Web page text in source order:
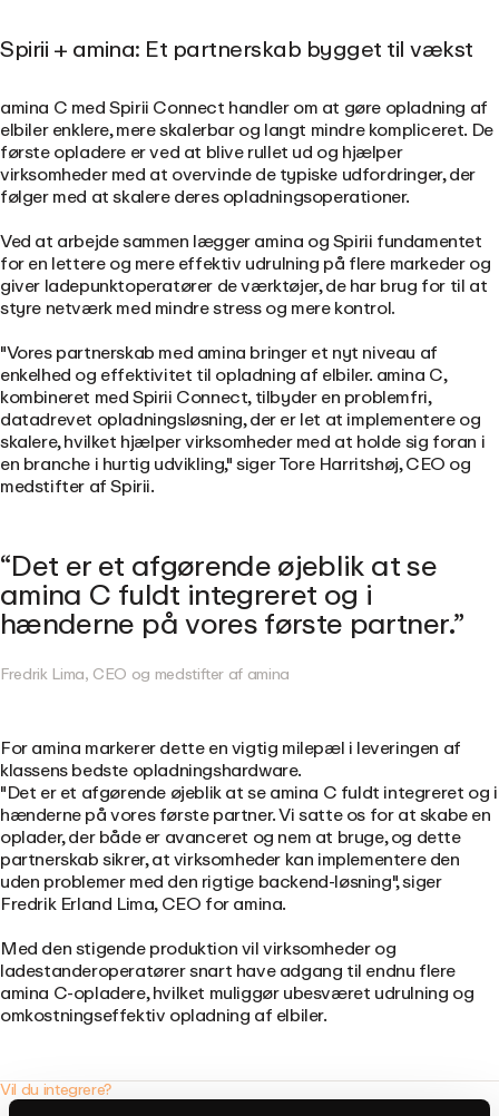
Spirii + amina: Et partnerskab bygget til vækst
amina C med Spirii Connect handler om at gøre opladning af
elbiler enklere, mere skalerbar og langt mindre kompliceret. De
første opladere er ved at blive rullet ud og hjælper
virksomheder med at overvinde de typiske udfordringer, der
følger med at skalere deres opladningsoperationer.
Ved at arbejde sammen lægger amina og Spirii fundamentet
for en lettere og mere effektiv udrulning på flere markeder og
giver ladepunktoperatører de værktøjer, de har brug for til at
styre netværk med mindre stress og mere kontrol.
"Vores partnerskab med amina bringer et nyt niveau af
enkelhed og effektivitet til opladning af elbiler. amina C,
kombineret med Spirii Connect, tilbyder en problemfri,
datadrevet opladningsløsning, der er let at implementere og
skalere, hvilket hjælper virksomheder med at holde sig foran i
en branche i hurtig udvikling," siger Tore Harritshøj, CEO og
medstifter af Spirii.
Det er et afgørende øjeblik at se
amina C fuldt integreret og i
hænderne på vores første partner.
Fredrik Lima, CEO og medstifter af amina
For amina markerer dette en vigtig milepæl i leveringen af
klassens bedste opladningshardware.
"Det er et afgørende øjeblik at se amina C fuldt integreret og i
hænderne på vores første partner. Vi satte os for at skabe en
oplader, der både er avanceret og nem at bruge, og dette
partnerskab sikrer, at virksomheder kan implementere den
uden problemer med den rigtige backend-løsning", siger
Fredrik Erland Lima, CEO for amina.
Med den stigende produktion vil virksomheder og
ladestanderoperatører snart have adgang til endnu flere
amina C-opladere, hvilket muliggør ubesværet udrulning og
omkostningseffektiv opladning af elbiler.
Vil du integrere?